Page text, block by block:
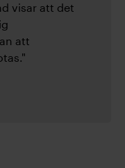
visar att det
att